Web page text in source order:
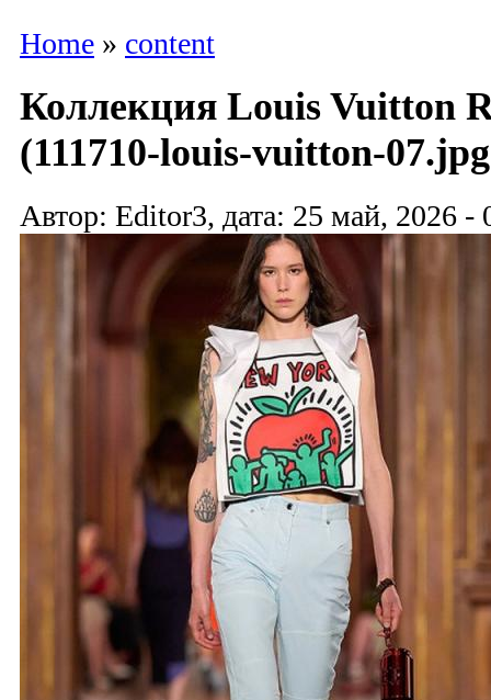
Home » content
Коллекция Louis Vuitton
(111710-louis-vuitton-
Автор: Editor3, дата: 25 май, 2026 -